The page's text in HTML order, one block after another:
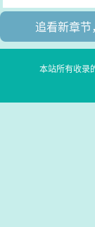
追看新章节
本站所有收录